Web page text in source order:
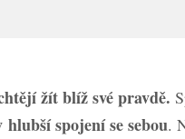
žít blíž své pravdě.
spojení se sebou.